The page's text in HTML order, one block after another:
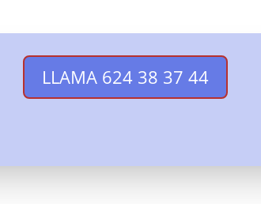
LLAMA 624 38 37 44